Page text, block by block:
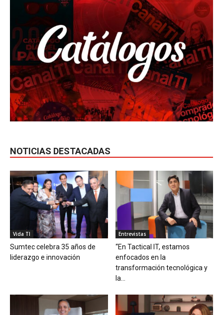
NOTICIAS DESTACADAS
Vida TI
Sumtec celebra 35 años de
liderazgo e innovación
Entrevistas
“En Tactical IT, estamos
enfocados en la
transformación tecnológica y
la...